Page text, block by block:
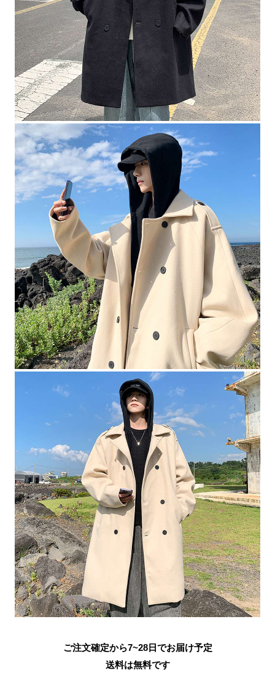
ご注文確定から7~28日でお届け予定
送料は無料です